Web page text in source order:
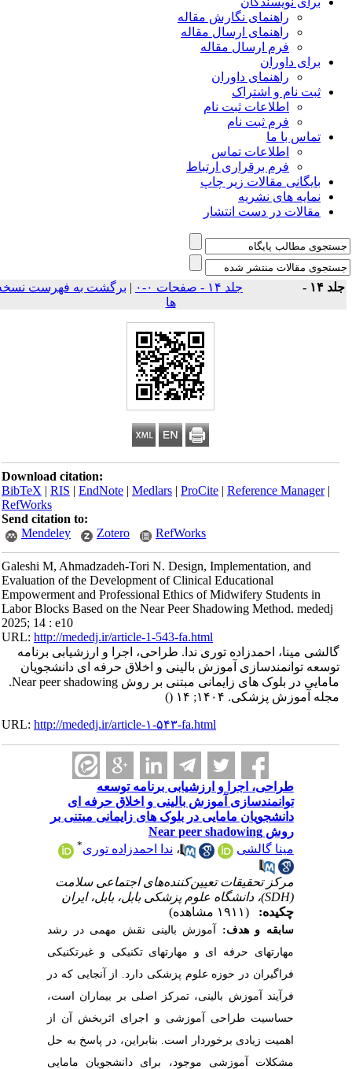
راهنمای نگارش مقاله
راهنمای ارسال مقاله
فرم ارسال مقاله
برای داوران
راهنمای داوران
ثبت نام و اشتراک
اطلاعات ثبت نام
فرم ثبت نام
تماس با ما
اطلاعات تماس
فرم برقراری ارتباط
بایگانی مقالات زیر چاپ
نمایه های نشریه
مقالات در دست انتشار
۱۴ - جلد ۱۴ - صفحات ۰-۰ | برگشت به فهرست نسخه
ها
Download citation:
BibTeX|RIS|EndNote|Medlars|ProCite|Reference Manager
RefWorks
Send citation to:
Mendeley
Zotero RefWorks
Galeshi M, Ahmadzadeh-Tori N. Design, Implementation, and
Evaluation of the Development of Clinical Educational
Empowerment and Professional Ethics of Midwifery Students in
Labor Blocks Based on the Near Peer Shadowing Method. mededj
2025; 14 : e10
URL:http://mededj.ir/article-1-543-fa.html
گالشی مینا، احمدزاده توری ندا. طراحی، اجرا و ارزشیابی برنامه
توسعه توانمندسازی آموزش بالینی و اخلاق حرفه ای دانشجویان
مامایی در بلوک های زایمانی مبتنی بر روش Near peer shadowing.
مجله آموزش پزشکی. ۱۴۰۴; ۱۴
()
URL:http://mededj.ir/article-۱-۵۴۳-fa.html
طراحی، اجرا و ارزشیابی برنامه توسعه
توانمندسازی آموزش بالینی و اخلاق حرفه ای
دانشجویان مامایی در بلوک های زایمانی مبتنی بر
روش Near peer shadowing
مینا گالشی
،ندا احمدزاده توری*
مرکز تحقیقات تعیین‌کننده‌های اجتماعی سلامت
چکیده:
سابقه و هدف:آموزش بالینی نقش مهمی در رشد
مهارتهای حرفه ای و مهارتهای تکنیکی و غیرتکنیکی
فراگیران در حوزه علوم پزشکی دارد. از آنجایی که در
فرآیند آموزش بالینی، تمرکز اصلی بر بیماران است،
حساسیت طراحی آموزشی و اجرای اثربخش آن از
اهمیت زیادی برخوردار است. بنابراین، در پاسخ به حل
مشکلات آموزشی موجود، برای دانشجویان مامایی